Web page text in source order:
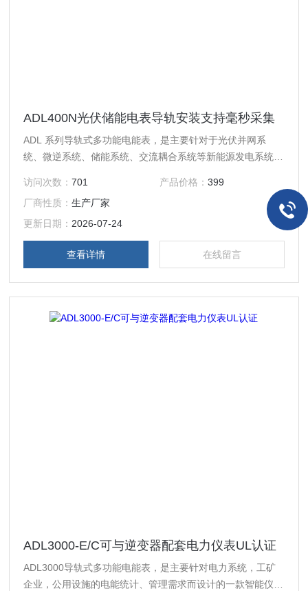
ADL400N光伏储能电表导轨安装支持毫秒采集
ADL 系列导轨式多功能电能表，是主要针对于光伏并网系
统、微逆系统、储能系统、交流耦合系统等新能源发电系统而
快、安装方便等优点。具有对电力参数进行采样计量和监测，
逆变器或者能量管理系统（EMS）与之进行通讯，根据实时
功率及累计电能实现防逆流、调节发电量、电池充放电等功
能，可双向计量，实现户用分布式光伏能量管理。
访问次数：701 产品价格： 399
厂商性质：生产厂家
更新日期： 2026-07-24
查看详情 在线留言
ADL3000-E/C可与逆变器配套电力仪表UL认证
ADL3000导轨式多功能电能表，是主要针对电力系统，工矿
企业，公用设施的电能统计、管理需求而设计的一款智能仪